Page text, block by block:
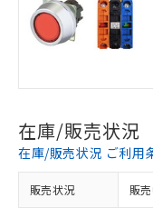
在庫/販売状況
在庫/販売状況 ご利用
販売状況 販